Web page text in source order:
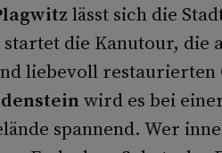
lässt sich die
startet die Kanutour, die
liebevoll
wird es bei
spannend. Wer